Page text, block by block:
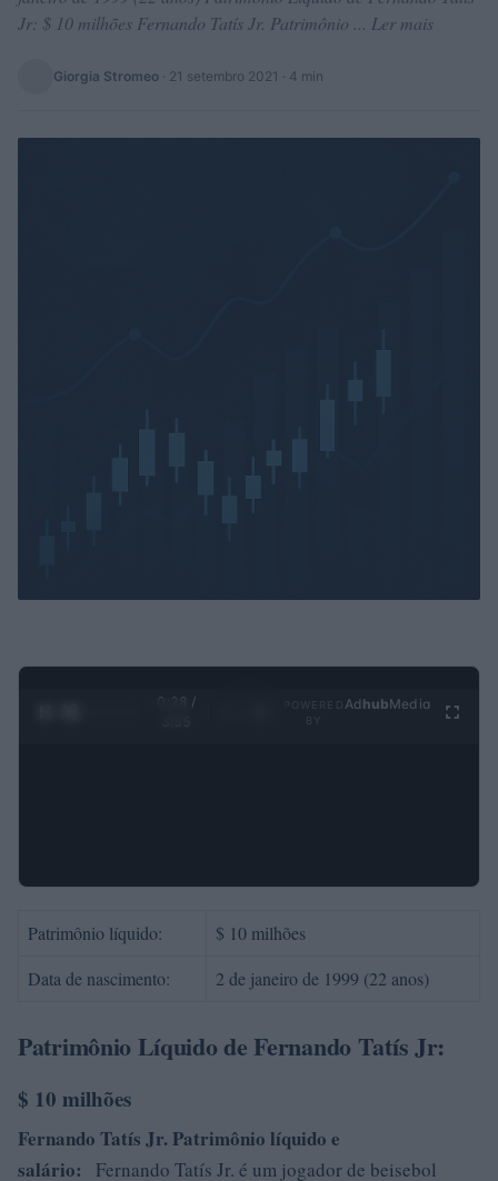
Jr: $ 10 milhões Fernando Tatís Jr. Patrimônio ... Ler mais
Giorgia Stromeo · 21 setembro 2021 · 4 min
0:29 /
Ad hubMedia
Patrimônio líquido:
$ 10 milhões
Data de nascimento:
2 de janeiro de 1999 (22 anos)
Patrimônio Líquido de Fernando Tatís Jr:
$ 10 milhões
Fernando Tatís Jr. Patrimônio líquido e
salário:
Fernando Tatís Jr. é um jogador de beisebol